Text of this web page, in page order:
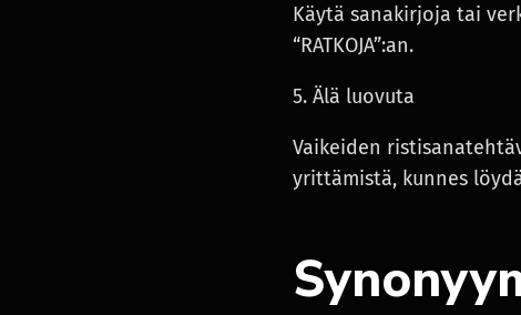
Käytä sanakirjoja tai
“RATKOJA”:an.
5. Älä luovuta
Vaikeiden
yrittämistä, kunnes